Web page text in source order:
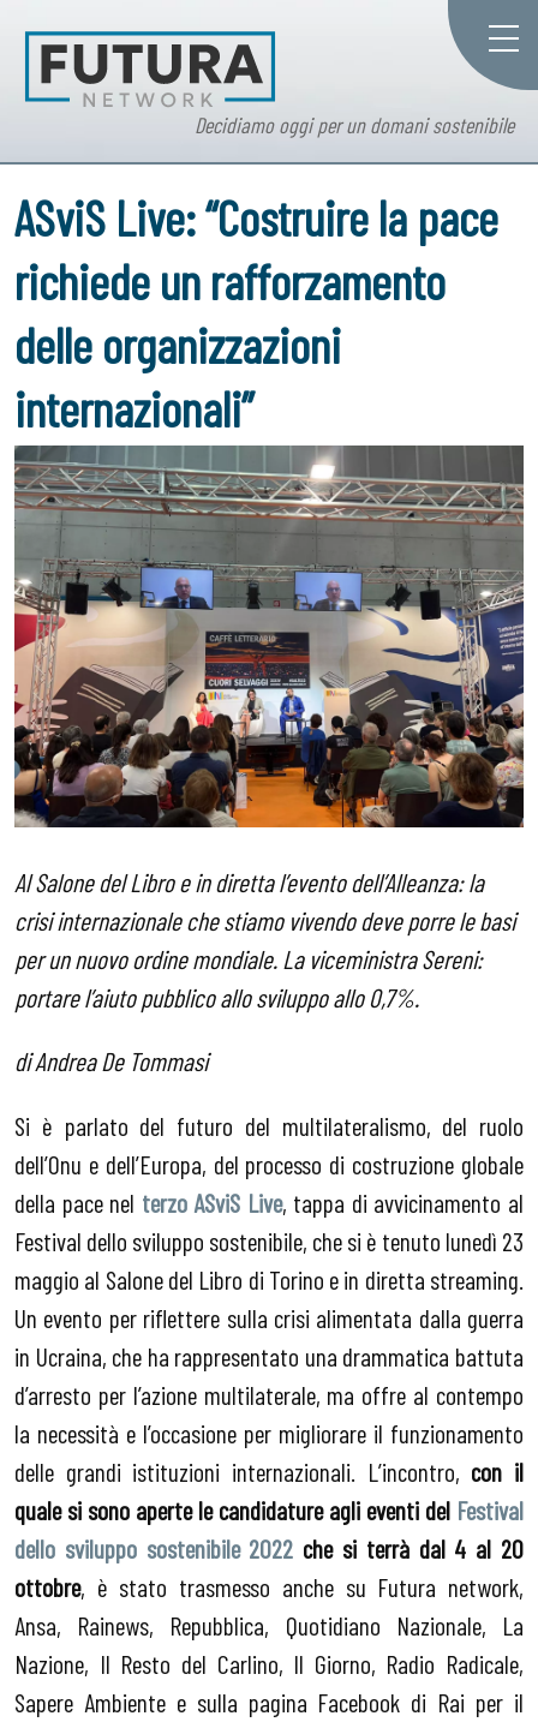
Decidiamo oggi per un domani sostenibile
ASviS Live: “Costruire la pace
richiede un rafforzamento
delle organizzazioni
internazionali”
Al Salone del Libro e in diretta l’evento dell’Alleanza: la
crisi internazionale che stiamo vivendo deve porre le basi
per un nuovo ordine mondiale. La viceministra Sereni:
portare l’aiuto pubblico allo sviluppo allo 0,7%.
di Andrea De Tommasi
Si è parlato del futuro del multilateralismo, del ruolo
dell’Onu e dell’Europa, del processo di costruzione globale
della pace nel terzo ASviS Live, tappa di avvicinamento al
Festival dello sviluppo sostenibile, che si è tenuto lunedì 23
maggio al Salone del Libro di Torino e in diretta streaming.
Un evento per riflettere sulla crisi alimentata dalla guerra
in Ucraina, che ha rappresentato una drammatica battuta
d’arresto per l’azione multilaterale, ma offre al contempo
la necessità e l’occasione per migliorare il funzionamento
delle grandi istituzioni internazionali. L’incontro, con il
quale si sono aperte le candidature agli eventi del Festival
dello sviluppo sostenibile 2022 che si terrà dal 4 al 20
ottobre, è stato trasmesso anche su Futura network,
Ansa, Rainews, Repubblica, Quotidiano Nazionale, La
Nazione, Il Resto del Carlino, Il Giorno, Radio Radicale,
Sapere Ambiente e sulla pagina Facebook di Rai per il